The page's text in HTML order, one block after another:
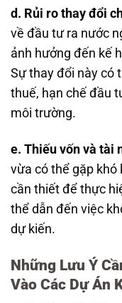
d. Rủi ro thay đổi
về đầu tư ra nước
ảnh hưởng đến kế
Sự thay đổi này có
thuế, hạn chế đầu
môi trường.
e. Thiếu vốn và tài
vừa có thể gặp khó
cần thiết để thực
thể dẫn đến việc
dự kiến.
Những Lưu Ý
Vào Các Dự Án